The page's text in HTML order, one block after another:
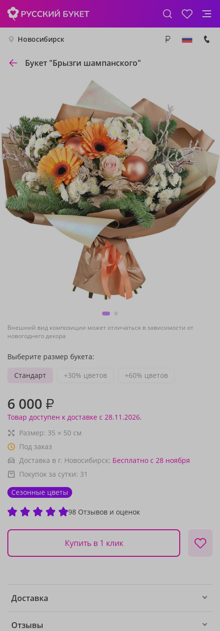
Новосибирск
Букет "Брызги шампанского"
Внешний вид композиции может отличаться в зависимости от
новогоднего декора
Выберите размер букета:
Стандарт
+30% цветов +60% цветов
6 000 ₽
Товар доступен к доставке с 28.11.2026.
Размер: 35 × 50 см
Под заказ
Доставка в г. Новосибирск: Бесплатно с 28 ноября
Покупок за сутки: 31
Сезонные цветы
98 Отзывов и оценок
Купить в 1 клик
Доставка
Отзывы